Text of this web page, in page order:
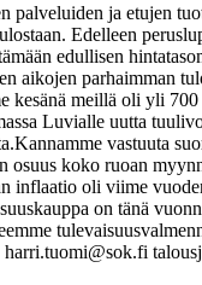
ja etujen
Edelleen
edullisen
aikojen parhaimman
meillä oli yli
Luvialle uutta
Kannamme vastuuta
koko ruoan
oli viime
on tänä